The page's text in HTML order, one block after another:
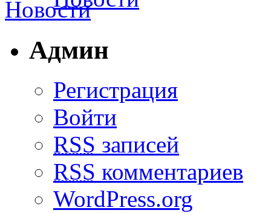
Админ
Регистрация
Войти
RSS записей
RSS комментариев
WordPress.org